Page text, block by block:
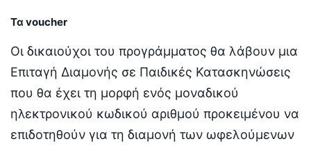
Τα voucher
Οι δικαιούχοι του προγράμματος θα λάβουν μια
Επιταγή Διαμονής σε Παιδικές Κατασκηνώσεις
που θα έχει τη μορφή ενός μοναδικού
ηλεκτρονικού κωδικού αριθμού προκειμένου να
επιδοτηθούν για τη διαμονή των ωφελούμενων